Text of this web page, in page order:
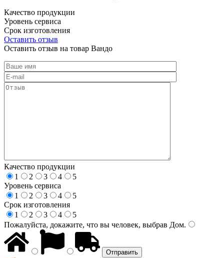
Качество продукции
Уровень сервиса
Срок изготовления
Оставить отзыв
Оставить отзыв на товар Вандо
Качество продукции
1
2 3 4
5
Уровень сервиса
1
2 3 4
5
Срок изготовления
1
2 3 4
5
Пожалуйста, докажите, что вы человек, выбрав Дом.